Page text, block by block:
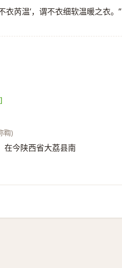
衣芮温’，谓不衣细软温暖之衣。”
鞫)
在今陕西省大荔县南